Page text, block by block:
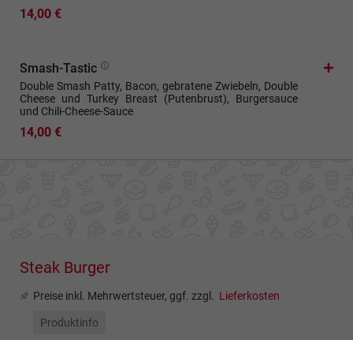
14,00 €
Smash-Tastic
Double Smash Patty, Bacon, gebratene Zwiebeln, Double
Cheese und Turkey Breast (Putenbrust), Burgersauce
und Chili-Cheese-Sauce
14,00 €
Steak Burger
Preise inkl. Mehrwertsteuer, ggf. zzgl. Lieferkosten
Produktinfo